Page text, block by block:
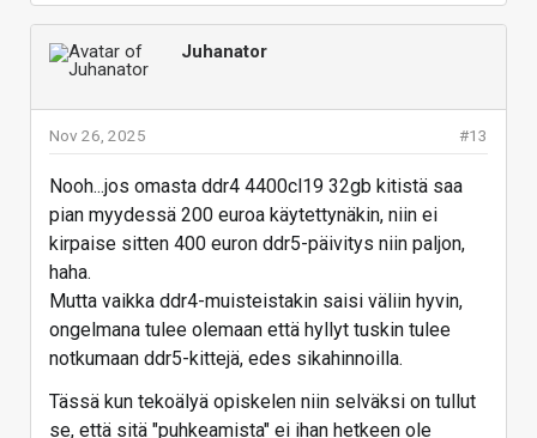
Juhanator
#13
Nov 26, 2025
Nooh...jos omasta ddr4 4400cl19 32gb kitistä saa
pian myydessä 200 euroa käytettynäkin, niin ei
kirpaise sitten 400 euron ddr5-päivitys niin paljon,
haha.
Mutta vaikka ddr4-muisteistakin saisi väliin hyvin,
ongelmana tulee olemaan että hyllyt tuskin tulee
notkumaan ddr5-kittejä, edes sikahinnoilla.
Tässä kun tekoälyä opiskelen niin selväksi on tullut
se, että sitä "puhkeamista" ei ihan hetkeen ole